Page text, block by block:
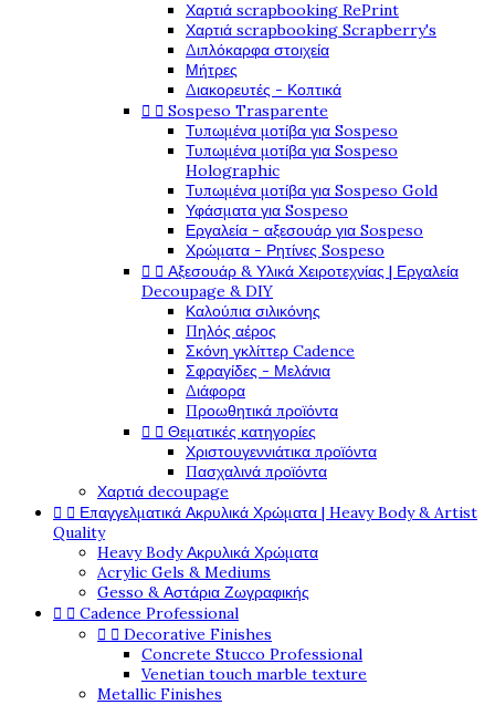
Χαρτιά scrapbooking RePrint
Χαρτιά scrapbooking Scrapberry's
Διπλόκαρφα στοιχεία
Μήτρες
Διακορευτές - Κοπτικά
  Sospeso Trasparente
Τυπωμένα μοτίβα για Sospeso
Τυπωμένα μοτίβα για Sospeso
Holographic
Τυπωμένα μοτίβα για Sospeso Gold
Υφάσματα για Sospeso
Εργαλεία - αξεσουάρ για Sospeso
Χρώματα - Ρητίνες Sospeso
  Αξεσουάρ & Υλικά Χειροτεχνίας | Εργαλεία
Decoupage & DIY
Καλούπια σιλικόνης
Πηλός αέρος
Σκόνη γκλίττερ Cadence
Σφραγίδες - Μελάνια
Διάφορα
Προωθητικά προϊόντα
  Θεματικές κατηγορίες
Χριστουγεννιάτικα προϊόντα
Πασχαλινά προϊόντα
Χαρτιά decoupage
  Επαγγελματικά Ακρυλικά Χρώματα | Heavy Body & Artist
Quality
Heavy Body Ακρυλικά Χρώματα
Acrylic Gels & Mediums
Gesso & Αστάρια Ζωγραφικής
  Cadence Professional
  Decorative Finishes
Concrete Stucco Professional
Venetian touch marble texture
Metallic Finishes